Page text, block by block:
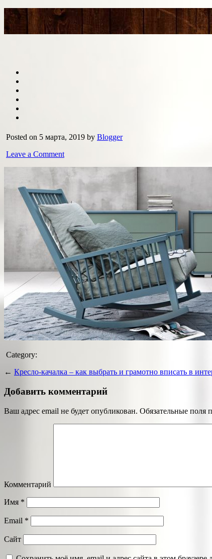
Posted on 5 марта, 2019 by Blogger
Leave a Comment
Category:
← Кресло-качалка – как выбрать и грамотно вписать в
Добавить комментарий
Ваш адрес email не будет опубликован. Обязательные поля
Комментарий
Имя *
Email *
Сайт